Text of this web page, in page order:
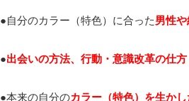
●自分のカラー（特色）に合った男性
●出会いの方法、行動・意識改革の仕方
●本来の自分のカラー（特色）を生かし